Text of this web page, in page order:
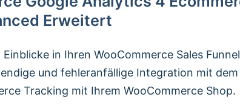
Erweitert
in Ihren WooCommerce Sales Funnel
und fehleranfällige Integration mit dem
Tracking mit Ihrem WooCommerce Shop.